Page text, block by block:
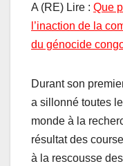
A (RE) Lire : Que
l’inaction de la
du génocide
Durant son
a sillonné toutes
monde à la
résultat des
à la rescousse